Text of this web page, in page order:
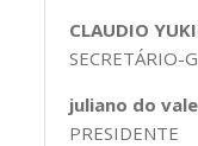
CLAUDIO
SECRETÁRIO-
juliano do
PRESIDENTE